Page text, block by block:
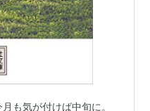
も気が付けば中旬に。